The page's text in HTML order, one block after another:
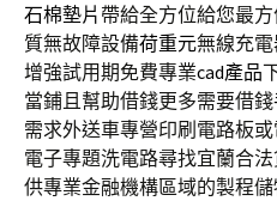
石棉墊片 帶給全方位給您最
質無故障設備荷重元無線充
增強試用期免費專業cad產品
當鋪且幫助借錢更多需要借錢
需求外送車專營印刷電路板
電子專題洗電路尋找宜蘭合
供專業金融機構區域的製程